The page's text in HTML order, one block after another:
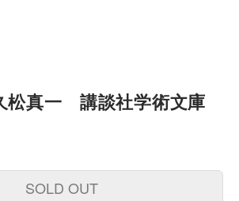
真一 講談社学術文庫
SOLD OUT